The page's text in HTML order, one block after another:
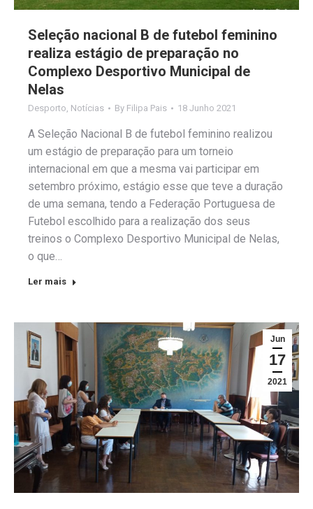
Seleção nacional B de futebol feminino
realiza estágio de preparação no
Complexo Desportivo Municipal de
Nelas
Desporto Notícias By Filipa Pais 18 Junho 2021
A Seleção Nacional B de futebol feminino realizou
um estágio de preparação para um torneio
internacional em que a mesma vai participar em
setembro próximo, estágio esse que teve a duração
de uma semana, tendo a Federação Portuguesa de
Futebol escolhido para a realização dos seus
treinos o Complexo Desportivo Municipal de Nelas,
o que…
Ler mais
Jun
17
2021